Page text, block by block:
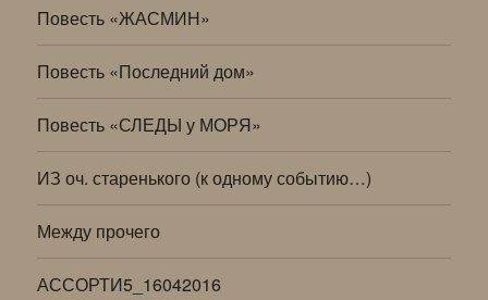
Повесть «ЖАСМИН»
Повесть «Последний дом»
Повесть «СЛЕДЫ у МОРЯ»
ИЗ оч. старенького (к одному событию…)
Между прочего
АССОРТИ5_16042016